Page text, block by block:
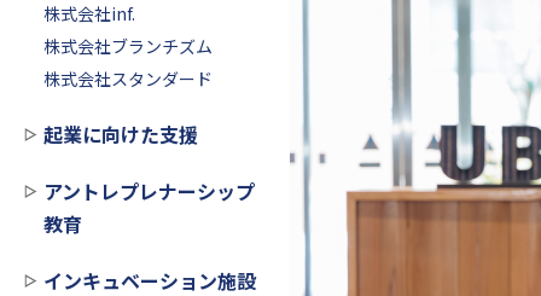
株式会社inf.
株式会社ブランチズム
株式会社スタンダード
起業に向けた支援
アントレプレナーシップ
教育
インキュベーション施設